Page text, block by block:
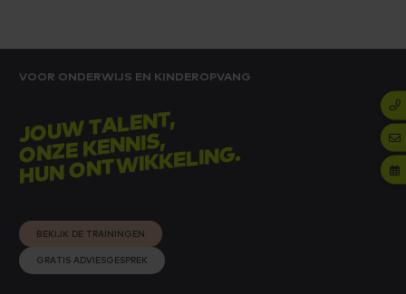
VOOR ONDERWIJS EN KINDEROPVANG
JOUW TALENT,
ONZE KENNIS,
HUN ONTWIKKELING.
BEKIJK DE TRAININGEN
GRATIS ADVIESGESPREK